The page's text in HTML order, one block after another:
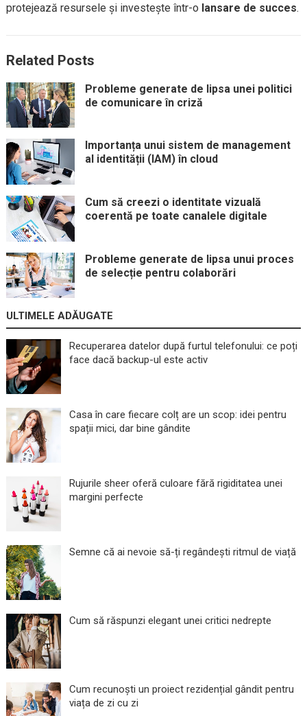
protejează resursele și investește într-o lansare de succes.
Related Posts
Probleme generate de lipsa unei politici
de comunicare în criză
Importanța unui sistem de management
al identității (IAM) în cloud
Cum să creezi o identitate vizuală
coerentă pe toate canalele digitale
Probleme generate de lipsa unui proces
de selecție pentru colaborări
ULTIMELE ADĂUGATE
Recuperarea datelor după furtul telefonului: ce poți
face dacă backup-ul este activ
Casa în care fiecare colț are un scop: idei pentru
spații mici, dar bine gândite
Rujurile sheer oferă culoare fără rigiditatea unei
margini perfecte
Semne că ai nevoie să-ți regândești ritmul de viață
Cum să răspunzi elegant unei critici nedrepte
Cum recunoști un proiect rezidențial gândit pentru
viața de zi cu zi